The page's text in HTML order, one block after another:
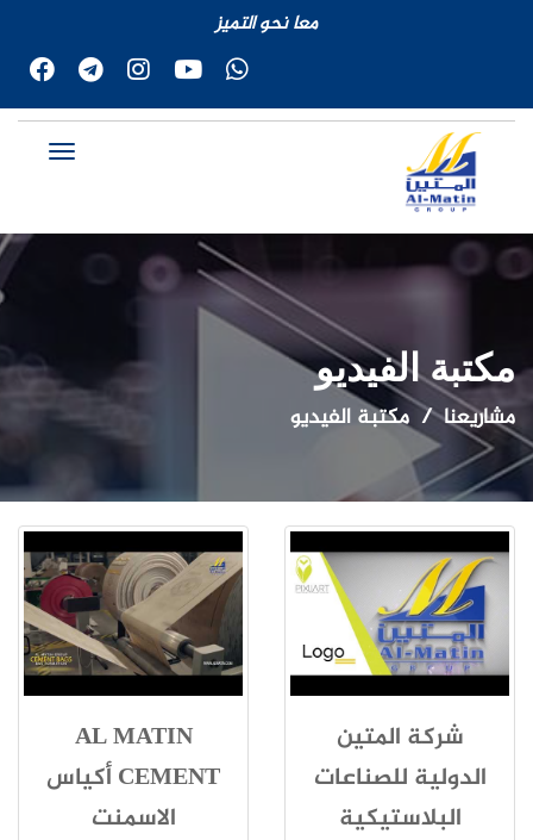
معا نحو التميز
مكتبة الفيديو
مشاريعنا مكتبة الفيديو
شركة المتين
الدولية للصناعات
البلاستيكية
AL MATIN
CEMENT أكياس
الاسمنت